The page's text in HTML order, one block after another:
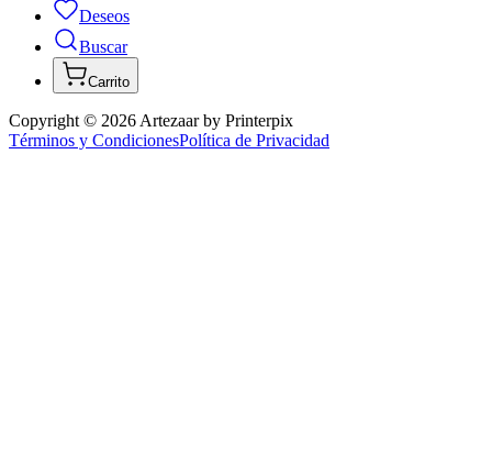
Deseos
Buscar
Carrito
Copyright © 2026 Artezaar by Printerpix
Términos y CondicionesPolítica de Privacidad